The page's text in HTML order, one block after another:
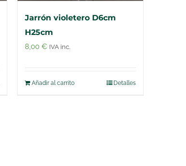
Jarrón violetero D6cm
H25cm
8,00€ IVA inc.
Añadir al carrito Detalles